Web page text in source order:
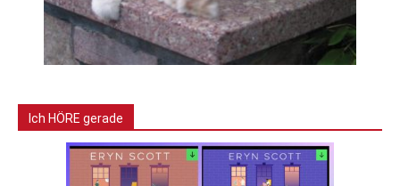
Ich HÖRE gerade